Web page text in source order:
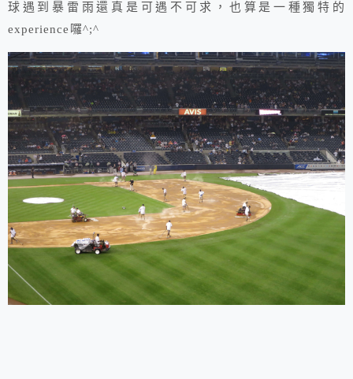
球遇到暴雷雨還真是可遇不可求，也算是一種獨特的
experience囉^;^